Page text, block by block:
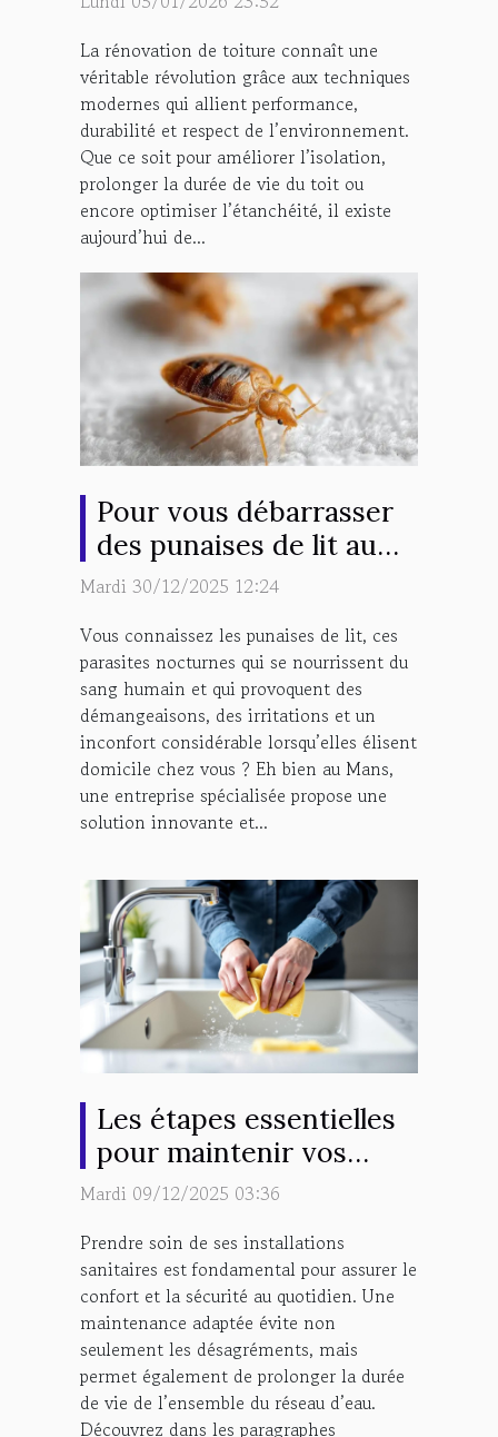
La rénovation de toiture connaît une
véritable révolution grâce aux techniques
modernes qui allient performance,
durabilité et respect de l’environnement.
Que ce soit pour améliorer l’isolation,
prolonger la durée de vie du toit ou
encore optimiser l’étanchéité, il existe
aujourd’hui de...
Pour vous débarrasser
des punaises de lit au
Mans, contactez
Mardi 30/12/2025 12:24
Vous connaissez les punaises de lit, ces
parasites nocturnes qui se nourrissent du
sang humain et qui provoquent des
démangeaisons, des irritations et un
inconfort considérable lorsqu’elles élisent
domicile chez vous ? Eh bien au Mans,
une entreprise spécialisée propose une
solution innovante et...
Les étapes essentielles
pour maintenir vos
installations sanitaires
Mardi 09/12/2025 03:36
Prendre soin de ses installations
sanitaires est fondamental pour assurer le
confort et la sécurité au quotidien. Une
maintenance adaptée évite non
seulement les désagréments, mais
permet également de prolonger la durée
de vie de l’ensemble du réseau d’eau.
Découvrez dans les paragraphes